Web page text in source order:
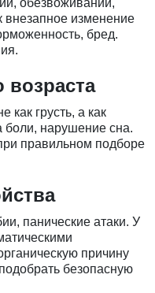
обезвоживании,
внезапное изменение
бред.
возраста
как грусть, а как
боли, нарушение сна.
правильном подборе
панические атаки. У
причину
безопасную